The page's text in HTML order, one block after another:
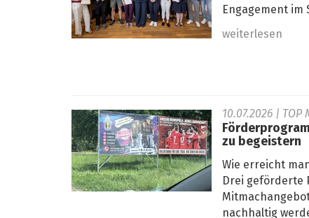
Engagement im
weiterlesen
10.07.2026 | TOP
zu begeistern
Wie erreicht
Drei geförderte
nachhaltig